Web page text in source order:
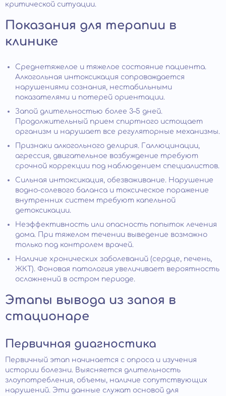
критической ситуации.
Показания для терапии в
клинике
Среднетяжелое и тяжелое состояние пациента.
Алкогольная интоксикация сопровождается
нарушениями сознания, нестабильными
показателями и потерей ориентации.
Запой длительностью более 3–5 дней.
Продолжительный прием спиртного истощает
организм и нарушает все регуляторные механизмы.
Признаки алкогольного делирия. Галлюцинации,
агрессия, двигательное возбуждение требуют
срочной коррекции под наблюдением специалистов.
Сильная интоксикация, обезвоживание. Нарушение
водно-солевого баланса и токсическое поражение
внутренних систем требуют капельной
детоксикации.
Неэффективность или опасность попыток лечения
дома. При тяжелом течении выведение возможно
только под контролем врачей.
Наличие хронических заболеваний (сердце, печень,
ЖКТ). Фоновая патология увеличивает вероятность
осложнений в остром периоде.
Этапы вывода из запоя в
стационаре
Первичная диагностика
Первичный этап начинается с опроса и изучения
истории болезни. Выясняется длительность
злоупотребления, объемы, наличие сопутствующих
нарушений. Эти данные служат основой для